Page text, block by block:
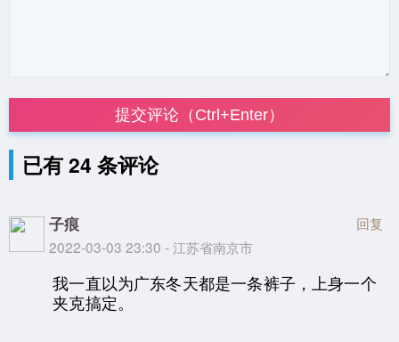
提交评论（Ctrl+Enter）
已有 24 条评论
子痕
2022-03-03 23:30 - 江苏省南京市
回复
我一直以为广东冬天都是一条裤子，上身一个
夹克搞定。